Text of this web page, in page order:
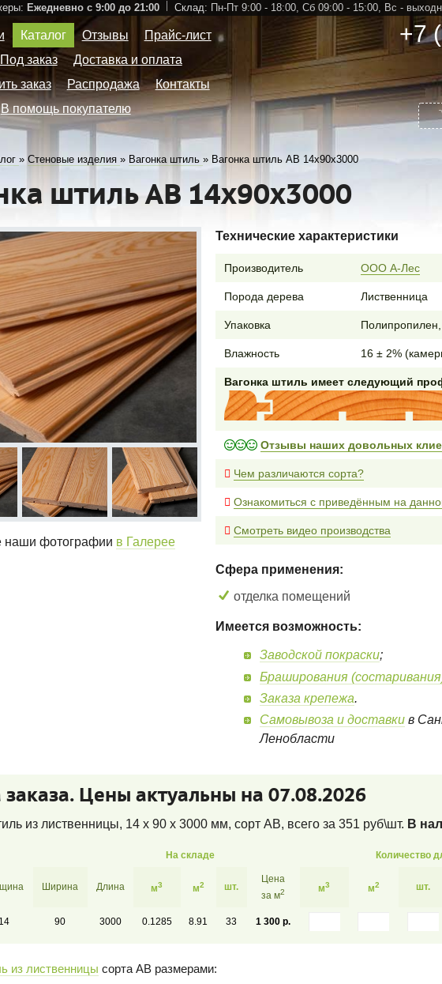
Ежедневно с 9:00 до 21:00 Склад: Пн-Пт 9:00 - 18:00, Сб 09:00 - 15:00, Вс -
Каталог Отзывы
Прайс-лист
Под заказ
Доставка и оплата
заказ
Распродажа
Контакты
В помощь покупателю
+7
» Стеновые изделия » Вагонка штиль » Вагонка штиль АВ 14х90х3000
штиль АВ 14х90х3000
наши фотографии в Галерее
Технические характеристики
Производитель ООО А-Лес
Порода дерева Лиственница
Упаковка Полипропилен,
Влажность 16 ± 2%
Вагонка штиль имеет следующий
Отзывы наших довольных
Чем различаются сорта?
Ознакомиться с приведённым на
Смотреть видео производства
Сфера применения:
отделка помещений
Имеется возможность:
Заводской покраски;
Браширования
Заказа крепежа.
Самовывоза и доставки в
Ленобласти
Цены актуальны на 07.08.2026
из лиственницы, 14 x 90 x 3000 мм, сорт AB, всего за 351 руб\шт. В
На складе Количество
Ширина Длина м3 м2 шт.
Цена
за м2 м3 м2 шт.
14 90 3000 0.1285 8.91 33 1 300 р.
из лиственницы сорта AB размерами: